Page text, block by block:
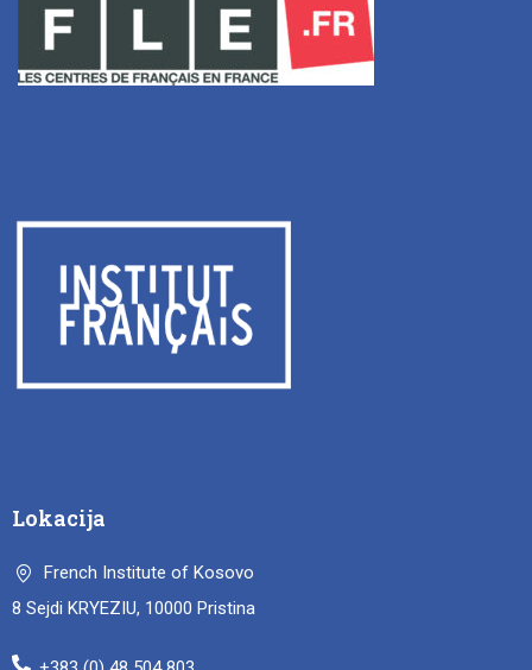
Lokacija
French Institute of Kosovo
8 Sejdi KRYEZIU, 10000 Pristina